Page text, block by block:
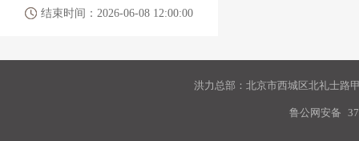
结束时间：2026-06-08 12:00:00
洪力总部：北京市西城区北礼士路
鲁公网安备